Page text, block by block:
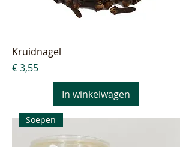
Kruidnagel
Prijs
€ 3,55
In winkelwagen
Soepen